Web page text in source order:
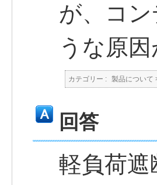
が、コ
うな原
カテゴリー : 製品について
回答
軽負荷